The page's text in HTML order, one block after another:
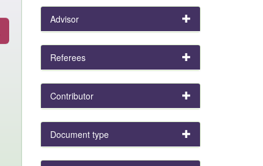
Advisor
Referees
Contributor
Document type